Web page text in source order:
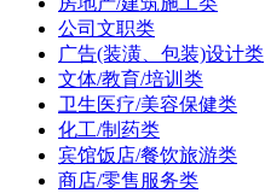
公司文职类
广告(装潢、包装)设计类
文体/教育/培训类
卫生医疗/美容保健类
化工/制药类
宾馆饭店/餐饮旅游类
商店/零售服务类